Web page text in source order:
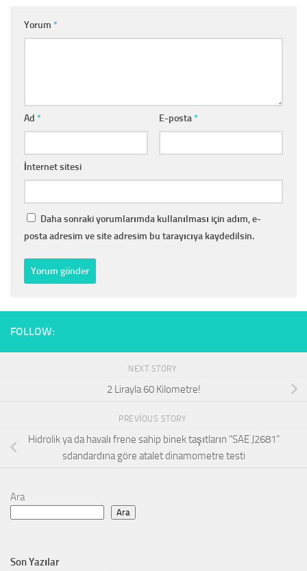
Yorum *
Ad * E-posta*
İnternet sitesi
Daha sonraki yorumlarımda kullanılması için adım, e-
posta adresim ve site adresim bu tarayıcıya kaydedilsin.
FOLLOW:
NEXT STORY
2 Lirayla 60 Kilometre!
PREVIOUS STORY
Hidrolik ya da havalı frene sahip binek taşıtların “SAE J2681”
sdandardına göre atalet dinamometre testi
Ara
Ara
Son Yazılar